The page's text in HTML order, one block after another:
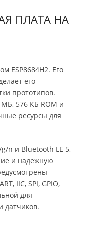
ПЛАТА НА
ESP8684H2. Его
его
прототипов.
576 КБ ROM и
ресурсы для
n и Bluetooth LE 5,
и надежную
IIC, SPI, GPIO,
для
датчиков.